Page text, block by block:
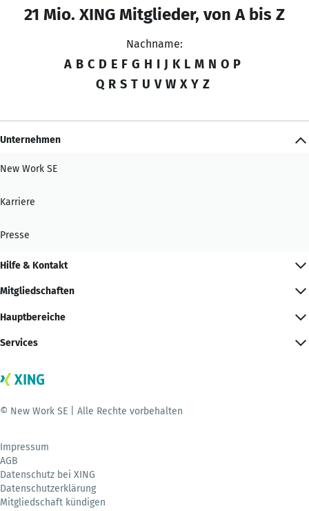
21 Mio. XING Mitglieder, von A bis Z
Nachname:
A B C D E F G H I J K L M N O P
Q R S T U V W X Y Z
Unternehmen
New Work SE
Karriere
Presse
Hilfe & Kontakt
Mitgliedschaften
Hauptbereiche
Services
© New Work SE | Alle Rechte vorbehalten
Impressum
AGB
Datenschutz bei XING
Datenschutzerklärung
Mitgliedschaft kündigen